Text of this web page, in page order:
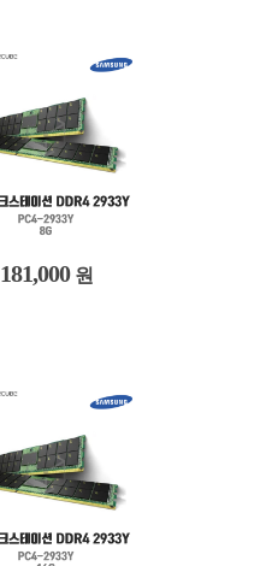
181,000 원